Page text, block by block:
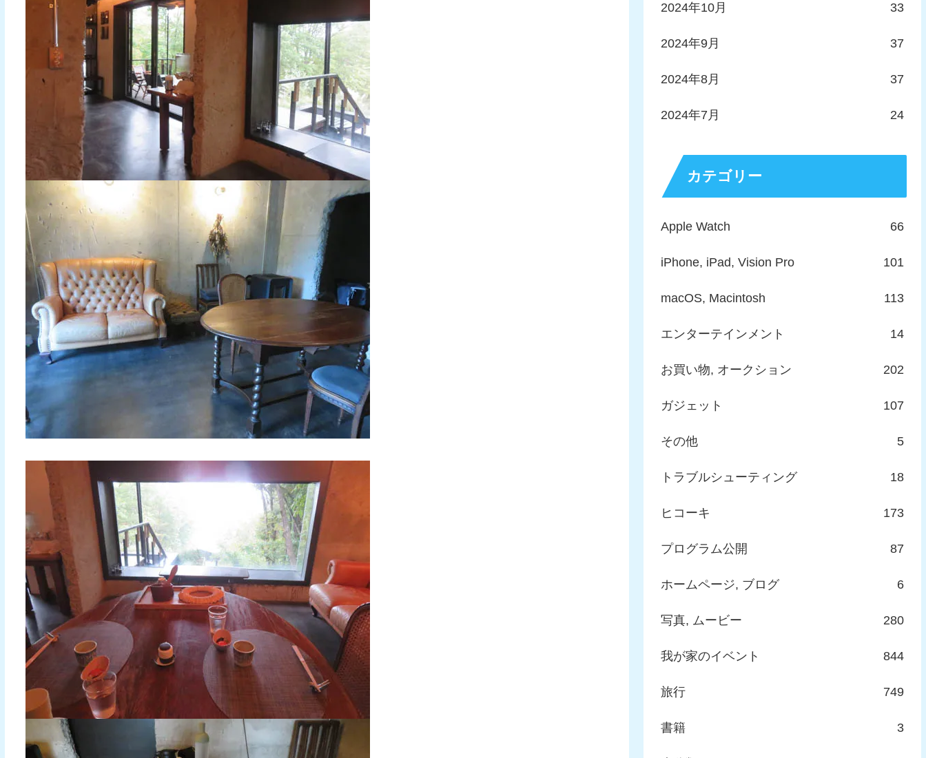
2024年10月 33
2024年9月 37
2024年8月 37
2024年7月 24
カテゴリー
Apple Watch 66
iPhone, iPad, Vision Pro 101
macOS, Macintosh 113
エンターテインメント 14
お買い物, オークション 202
ガジェット 107
その他 5
トラブルシューティング 18
ヒコーキ 173
プログラム公開 87
ホームページ, ブログ 6
写真, ムービー 280
我が家のイベント 844
旅行 749
書籍 3